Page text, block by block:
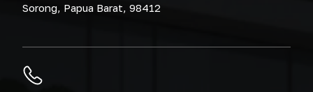
Sorong, Papua Barat, 98412